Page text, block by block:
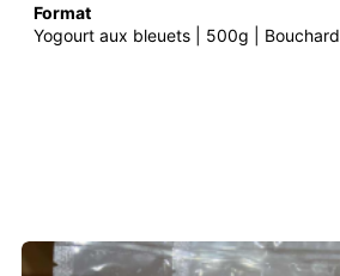
Format
Yogourt aux bleuets | 500g | Bouchard